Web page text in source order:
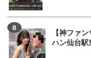
【神ファ
ハン仙台駅